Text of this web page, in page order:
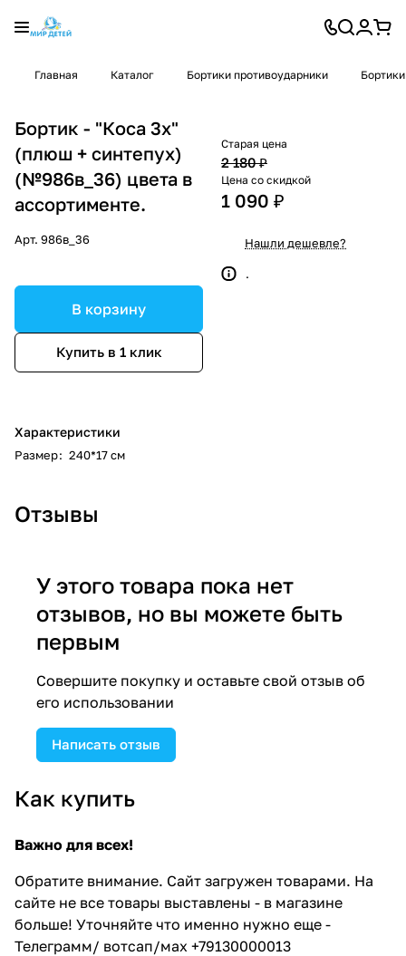
Главная Каталог Бортики противоударники
Бортик - "Коса 3х"
(плюш + синтепух)
(№986в_36) цвета в
ассортименте.
Арт. 986в_36
В корзину
Купить в 1 клик
Характеристики
Размер: 240*17 см
Старая цена
2 180 ₽
Цена со скидкой
1 090 ₽
Нашли дешевле?
.
Отзывы
У этого товара пока нет
отзывов, но вы можете быть
первым
Совершите покупку и оставьте свой отзыв об
его использовании
Написать отзыв
Как купить
Важно для всех!
Обратите внимание. Сайт загружен товарами. На
сайте не все товары выставлены - в магазине
больше! Уточняйте что именно нужно еще -
Телеграмм/ вотсап/мах +79130000013